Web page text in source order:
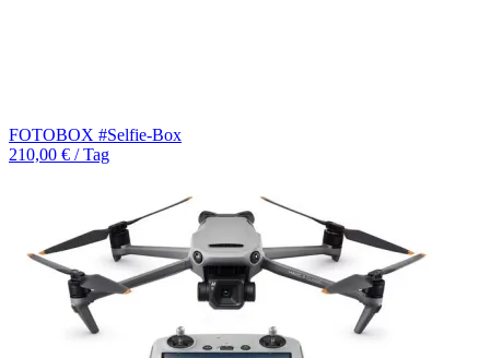
FOTOBOX #Selfie-Box
210,00 € / Tag